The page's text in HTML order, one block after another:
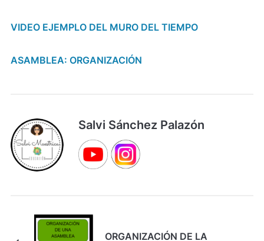
VIDEO EJEMPLO DEL MURO DEL TIEMPO
ASAMBLEA: ORGANIZACIÓN
Salvi Sánchez Palazón
ORGANIZACIÓN DE LA